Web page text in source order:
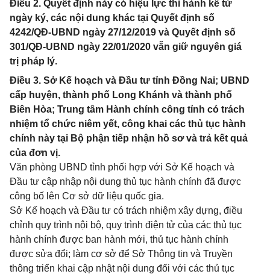
Điều 2. Quyết định này có hiệu lực thi hành kể từ
ngày ký, các nội dung khác tại Quyết định số
4242/QĐ-UBND ngày 27/12/2019 và Quyết định số
301/QĐ-UBND ngày 22/01/2020 vẫn giữ nguyên giá
trị pháp lý.
Điều 3. Sở Kế hoạch và Đầu tư tỉnh Đồng Nai; UBND
cấp huyện, thành phố Long Khánh và thành phố
Biên Hòa; Trung tâm Hành chính công tỉnh có trách
nhiệm tổ chức niêm yết, công khai các thủ tục hành
chính này tại Bộ phận tiếp nhận hồ sơ và trả kết quả
của đơn vị.
Văn phòng UBND tỉnh phối hợp với Sở Kế hoạch và
Đầu tư cập nhập nội dung thủ tục hành chính đã được
công bố lên Cơ sở dữ liệu quốc gia.
Sở Kế hoạch và Đầu tư có trách nhiệm xây dựng, điều
chỉnh quy trình nội bộ, quy trình điện tử của các thủ tục
hành chính được ban hành mới, thủ tục hành chính
được sửa đổi; làm cơ sở để Sở Thông tin và Truyền
thông triển khai cập nhật nội dung đối với các thủ tục